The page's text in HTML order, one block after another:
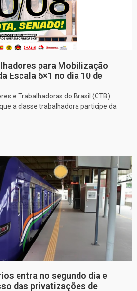
para Mobilização
Escala 6×1 no dia 10 de
e Trabalhadoras do Brasil (CTB)
a classe trabalhadora participe da
entra no segundo dia e
das privatizações de